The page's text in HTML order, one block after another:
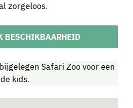
zorgeloos.
BESCHIKBAARHEID
Safari Zoo voor een
kids.